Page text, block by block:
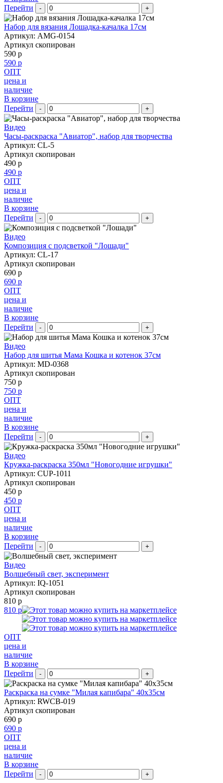
Перейти
- +
Набор для вязания Лошадка-качалка 17см
Артикул: AMG-0154
Артикул скопирован
590 р
590 р
ОПТ
цена и
наличие
В корзине
Перейти
- +
Видео
Часы-раскраска "Авиатор", набор для творчества
Артикул: CL-5
Артикул скопирован
490 р
490 р
ОПТ
цена и
наличие
В корзине
Перейти
- +
Видео
Композиция с подсветкой "Лошади"
Артикул: CL-17
Артикул скопирован
690 р
690 р
ОПТ
цена и
наличие
В корзине
Перейти
- +
Видео
Набор для шитья Мама Кошка и котенок 37см
Артикул: MD-0368
Артикул скопирован
750 р
750 р
ОПТ
цена и
наличие
В корзине
Перейти
- +
Видео
Кружка-раскраска 350мл "Новогодние игрушки"
Артикул: CUP-1011
Артикул скопирован
450 р
450 р
ОПТ
цена и
наличие
В корзине
Перейти
- +
Видео
Волшебный свет, эксперимент
Артикул: IQ-1051
Артикул скопирован
810 р
810 р
ОПТ
цена и
наличие
В корзине
Перейти
- +
Раскраска на сумке "Милая капибара" 40х35см
Артикул: RWCB-019
Артикул скопирован
690 р
690 р
ОПТ
цена и
наличие
В корзине
Перейти
- +